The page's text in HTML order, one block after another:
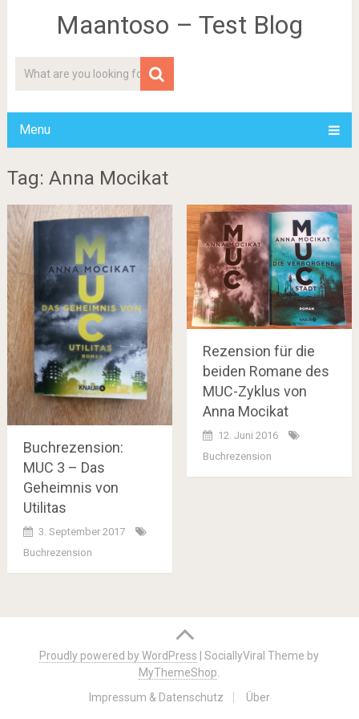
Maantoso – Test Blog
Menu
Tag: Anna Mocikat
Buchrezension:
MUC 3 – Das
Geheimnis von
Utilitas
3. September 2017
Buchrezension
Rezension für die
beiden Romane des
MUC-Zyklus von
Anna Mocikat
12. Juni 2016
Buchrezension
navigation
Proudly powered by WordPress |SociallyViral Theme by
MyThemeShop.
Impressum & Datenschutz
Über